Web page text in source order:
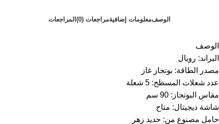
الوصفمعلومات إضافيةمراجعات (0) المراجعات
الوصف
البراند: رويال
مصدر الطاقة: بوتجاز غاز
عدد شعلات المسطح: 5 شعلة
مقاس البوتجاز: 90 سم
شاشة ديجيتال: متاح
حامل مصنوع من: حديد زهر